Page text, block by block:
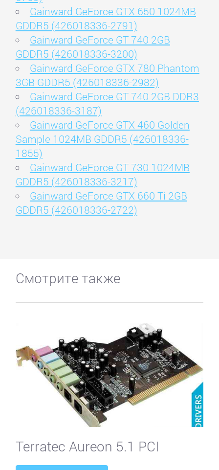
Gainward GeForce GTX 650 1024MB
GDDR5 (426018336-2791)
Gainward GeForce GT 740 2GB
GDDR5 (426018336-3200)
Gainward GeForce GTX 780 Phantom
3GB GDDR5 (426018336-2982)
Gainward GeForce GT 740 2GB DDR3
(426018336-3187)
Gainward GeForce GTX 460 Golden
Sample 1024MB GDDR5 (426018336-
1855)
Gainward GeForce GT 730 1024MB
GDDR5 (426018336-3217)
Gainward GeForce GTX 660 Ti 2GB
GDDR5 (426018336-2722)
Смотрите также
Terratec Aureon 5.1 PCI